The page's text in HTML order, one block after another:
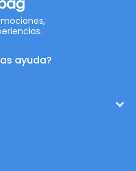
ayuda?